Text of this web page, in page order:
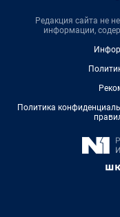
Редакция сайта не
информации,
Политика